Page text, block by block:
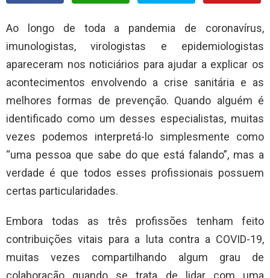
Ao longo de toda a pandemia de coronavírus,
imunologistas, virologistas e epidemiologistas
apareceram nos noticiários para ajudar a explicar os
acontecimentos envolvendo a crise sanitária e as
melhores formas de prevenção. Quando alguém é
identificado como um desses especialistas, muitas
vezes podemos interpretá-lo simplesmente como
“uma pessoa que sabe do que está falando”, mas a
verdade é que todos esses profissionais possuem
certas particularidades.
Embora todas as três profissões tenham feito
contribuições vitais para a luta contra a COVID-19,
muitas vezes compartilhando algum grau de
colaboração quando se trata de lidar com uma